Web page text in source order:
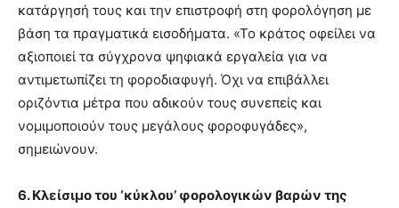
κατάργησή τους και την επιστροφή στη φορολόγηση με
βάση τα πραγματικά εισοδήματα. «Το κράτος οφείλει να
αξιοποιεί τα σύγχρονα ψηφιακά εργαλεία για να
αντιμετωπίζει τη φοροδιαφυγή. Όχι να επιβάλλει
οριζόντια μέτρα που αδικούν τους συνεπείς και
νομιμοποιούν τους μεγάλους φοροφυγάδες»,
σημειώνουν.
6. Κλείσιμο του ‘κύκλου’ φορολογικών βαρών της